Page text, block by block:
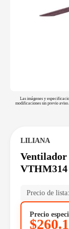
Las imágenes y
modificaciones sin previo
LILIANA
Ventilador
VTHM314
Precio de lista:
Precio
$